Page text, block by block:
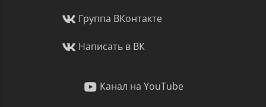
Группа ВКонтакте
Написать в ВК
Канал на YouTube